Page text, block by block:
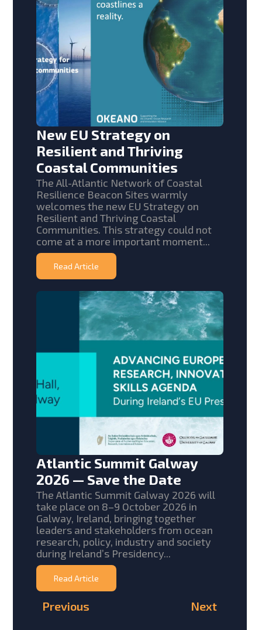
New EU Strategy on
Resilient and Thriving
Coastal Communities
The All-Atlantic Network of Coastal
Resilience Beacon Sites warmly
welcomes the new EU Strategy on
Resilient and Thriving Coastal
Communities. This strategy could not
come at a more important moment...
Read Article
Atlantic Summit Galway
2026 — Save the Date
The Atlantic Summit Galway 2026 will
take place on 8–9 October 2026 in
Galway, Ireland, bringing together
leaders and stakeholders from ocean
research, policy, industry and society
during Ireland’s Presidency...
Read Article
Previous Next